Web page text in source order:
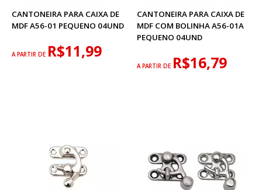
CANTONEIRA PARA CAIXA DE
MDF A56-01 PEQUENO 04UND
A PARTIR DE R$11,99
CANTONEIRA PARA CAIXA DE
MDF COM BOLINHA A56-01A
PEQUENO 04UND
A PARTIR DE R$16,79